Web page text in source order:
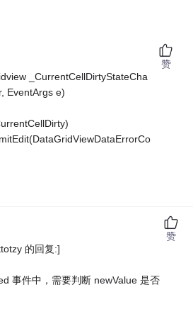
_CurrentCellDirtyStateCha
EventArgs e)
赞
的回复:]
事件中，需要判断 newValue 是否
赞